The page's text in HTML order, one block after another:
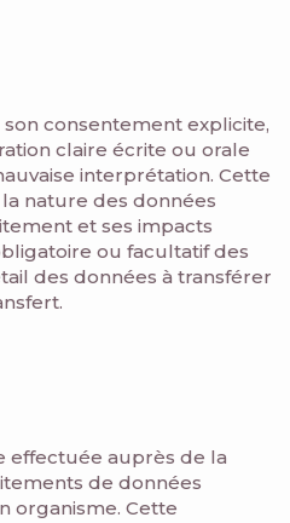
consentement explicite,
claire écrite ou orale
interprétation. Cette
nature des données
et ses impacts
ou facultatif des
des données à transférer
effectuée auprès de la
de données
organisme. Cette